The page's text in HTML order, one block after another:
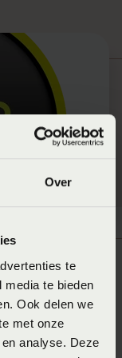
Over
te
te bieden
Ook delen we
met onze
analyse. Deze
dat onze